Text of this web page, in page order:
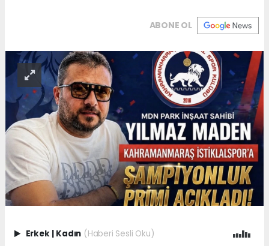
ABONE OL
Erkek | Kadın (Haberi Sesli Oku)